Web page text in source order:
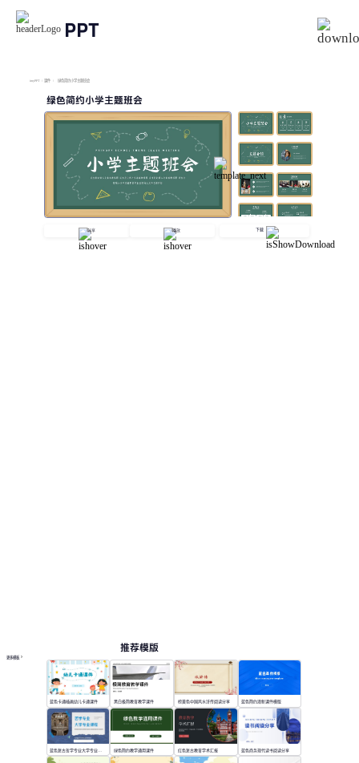
PPT
imyPPT / 课件 / 绿色简约小学主题班会
绿色简约小学主题班会
分享 播放 下载
推荐模版
更多模板
蓝色卡通插画幼儿卡通课件 黑白极简教育教学课件 棕黄色中国风水浒传阅读分享 蓝色简约清新课件模版
绿色简约教学通用课件 红色复古教育学术汇报 蓝色商务现代读书阅读分享